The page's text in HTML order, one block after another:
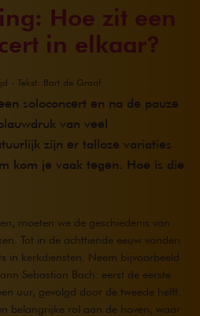
Hoe zit een
in elkaar?
- Tekst: Bart de Graaf
soloconcert en na de pauze
van veel
zijn er talloze variaties
kom je vaak tegen. Hoe is die
moeten we de geschiedenis van
Tot in de achttiende eeuw vonden
in kerkdiensten. Neem bijvoorbeeld
Sebastian Bach: eerst de eerste
uur, gevolgd door de tweede helft.
belangrijke rol aan de hoven, waar